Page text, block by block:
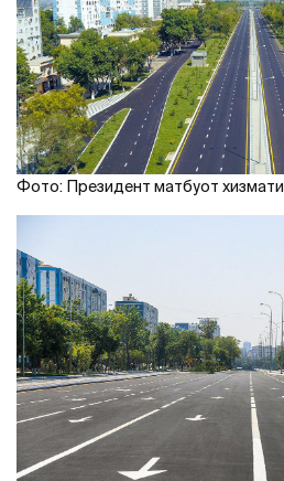
Фото: Президент матбуот хизмати